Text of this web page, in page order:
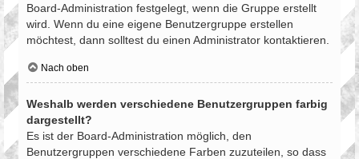
Board-Administration festgelegt, wenn die Gruppe erstellt
wird. Wenn du eine eigene Benutzergruppe erstellen
möchtest, dann solltest du einen Administrator kontaktieren.
Nach oben
Weshalb werden verschiedene Benutzergruppen farbig
dargestellt?
Es ist der Board-Administration möglich, den
Benutzergruppen verschiedene Farben zuzuteilen, so dass